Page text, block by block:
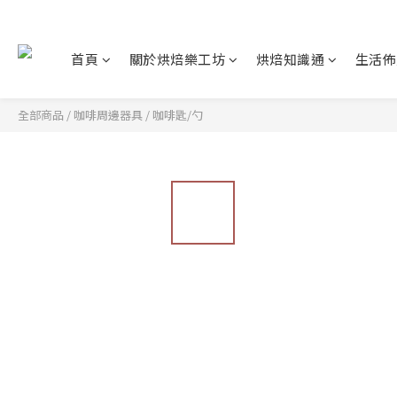
首頁 關於烘焙樂工坊 烘焙知識通 生活
全部商品 / 咖啡周邊器具 / 咖啡匙/勺